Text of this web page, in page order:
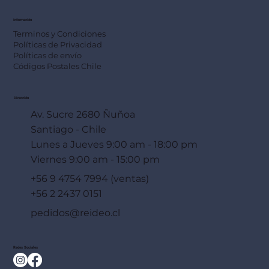
Información
Terminos y Condiciones
Políticas de Privacidad
Políticas de envío
Códigos Postales Chile
Dirección
Av. Sucre 2680 Ñuñoa
Santiago - Chile
Lunes a Jueves 9:00 am - 18:00 pm
Viernes 9:00 am - 15:00 pm
+56 9 4754 7994 (ventas)
+56 2 2437 0151
pedidos@reideo.cl
Redes Sociales